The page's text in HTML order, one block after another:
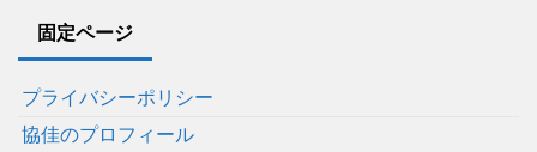
固定ページ
プライバシーポリシー
協佳のプロフィール